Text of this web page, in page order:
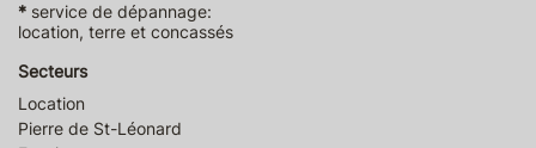
* service de dépannage:
location, terre et concassés
Secteurs
Location
Pierre de St-Léonard